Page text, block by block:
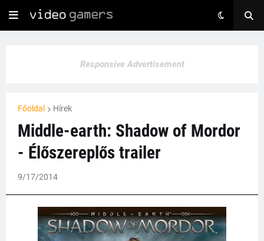
Responsive Advertisement
Főoldal Hírek
Middle-earth: Shadow of Mordor
- Élőszereplős trailer
9/17/2014